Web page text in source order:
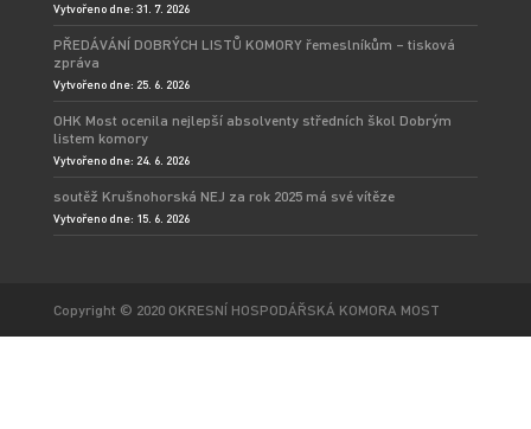
Vytvořeno dne: 31. 7. 2026
PŘEDÁVÁNÍ DOBRÝCH LISTŮ KOMORY řemeslníkům – tisková
zpráva
Vytvořeno dne: 25. 6. 2026
OHK Most ocenila nejlepší absolventy středních škol Dobrým
listem komory
Vytvořeno dne: 24. 6. 2026
soutěž Krušnohorská NEJ za rok 2025 má své vítěze
Vytvořeno dne: 15. 6. 2026
Copyright © 2020 OKRESNÍ HOSPODÁŘSKÁ KOMORA MOST